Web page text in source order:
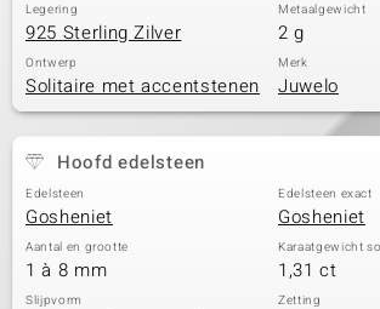
Legering
925 Sterling Zilver
Metaalgewicht
2 g
Ontwerp
Solitaire met accentstenen
Merk
Juwelo
Hoofd edelsteen
Edelsteen
Gosheniet
Edelsteen exact
Gosheniet
Aantal en grootte
1 à 8 mm
Karaatgewicht
1,31 ct
Slijpvorm Zetting